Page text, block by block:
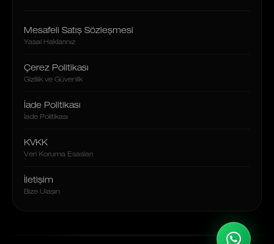
Mesafeli Satış Sözleşmesi
Yasal Haklarınız
Çerez Politikası
Gizlilik ve Güvenlik
İade Politikası
İade Politikası
KVKK
Veri Koruma Esasları
İletişim
Bize Ulaşın